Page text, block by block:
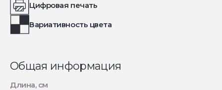
Цифровая печать
Вариативность цвета
Общая информация
Длина, см